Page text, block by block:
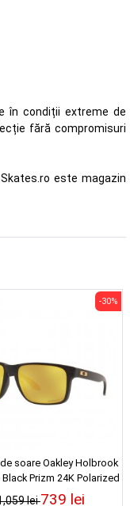
în condiții extreme de
fără compromisuri
este magazin
soare Oakley Holbrook
Prizm 24K Polarized
lei
-30%
739 lei